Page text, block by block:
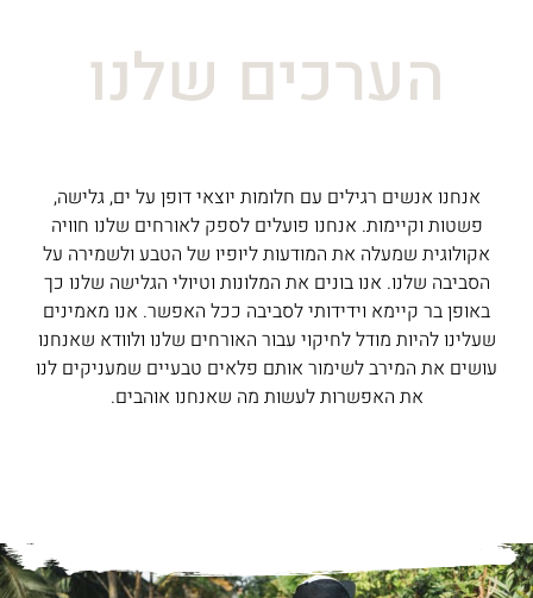
הערכים שלנו
אנחנו אנשים רגילים עם חלומות יוצאי דופן על ים, גלישה,
פשטות וקיימות. אנחנו פועלים לספק לאורחים שלנו חוויה
אקולוגית שמעלה את המודעות ליופיו של הטבע ולשמירה על
הסביבה שלנו. אנו בונים את המלונות וטיולי הגלישה שלנו כך
באופן בר קיימא וידידותי לסביבה ככל האפשר. אנו מאמינים
שעלינו להיות מודל לחיקוי עבור האורחים שלנו ולוודא שאנחנו
עושים את המירב לשימור אותם פלאים טבעיים שמעניקים לנו
את האפשרות לעשות מה שאנחנו אוהבים.